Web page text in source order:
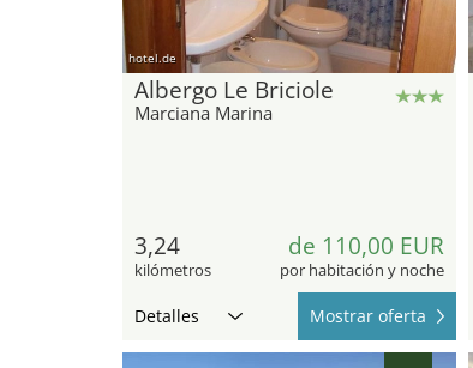
hotel.de
Albergo Le Briciole
Marciana Marina
3,24
kilómetros
de 110,00 EUR
por habitación y noche
Detalles Mostrar oferta